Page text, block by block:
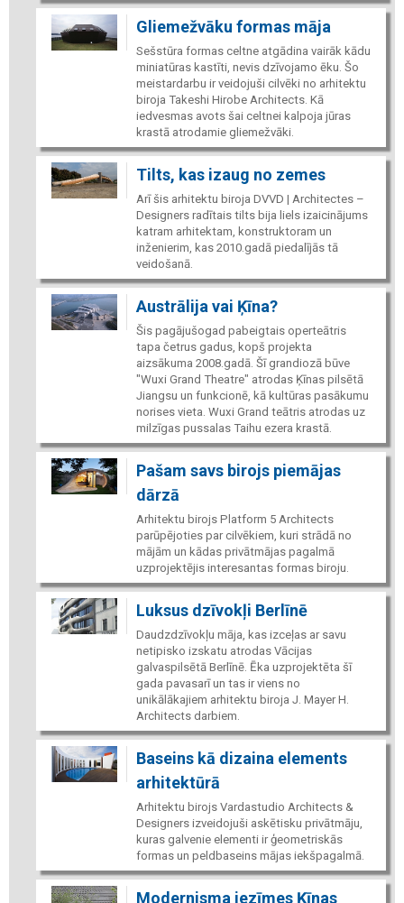
Gliemežvāku formas māja
Sešstūra formas celtne atgādina vairāk kādu
miniatūras kastīti, nevis dzīvojamo ēku. Šo
meistardarbu ir veidojuši cilvēki no arhitektu
biroja Takeshi Hirobe Architects. Kā
iedvesmas avots šai celtnei kalpoja jūras
krastā atrodamie gliemežvāki.
Tilts, kas izaug no zemes
Arī šis arhitektu biroja DVVD | Architectes –
Designers radītais tilts bija liels izaicinājums
katram arhitektam, konstruktoram un
inženierim, kas 2010.gadā piedalījās tā
veidošanā.
Austrālija vai Ķīna?
Šis pagājušogad pabeigtais operteātris
tapa četrus gadus, kopš projekta
aizsākuma 2008.gadā. Šī grandiozā būve
"Wuxi Grand Theatre" atrodas Ķīnas pilsētā
Jiangsu un funkcionē, kā kultūras pasākumu
norises vieta. Wuxi Grand teātris atrodas uz
milzīgas pussalas Taihu ezera krastā.
Pašam savs birojs piemājas
dārzā
Arhitektu birojs Platform 5 Architects
parūpējoties par cilvēkiem, kuri strādā no
mājām un kādas privātmājas pagalmā
uzprojektējis interesantas formas biroju.
Luksus dzīvokļi Berlīnē
Daudzdzīvokļu māja, kas izceļas ar savu
netipisko izskatu atrodas Vācijas
galvaspilsētā Berlīnē. Ēka uzprojektēta šī
gada pavasarī un tas ir viens no
unikālākajiem arhitektu biroja J. Mayer H.
Architects darbiem.
Baseins kā dizaina elements
arhitektūrā
Arhitektu birojs Vardastudio Architects &
Designers izveidojuši askētisku privātmāju,
kuras galvenie elementi ir ģeometriskās
formas un peldbaseins mājas iekšpagalmā.
Modernisma iezīmes Ķīnas